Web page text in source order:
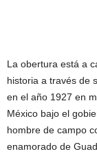
La obertura está a
historia a través de
en el año 1927 en
México bajo el
hombre de campo
enamorado de